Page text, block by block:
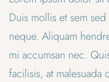
Duis mollis et sem
neque. Aliquam
mi accumsan nec.
facilisis, at